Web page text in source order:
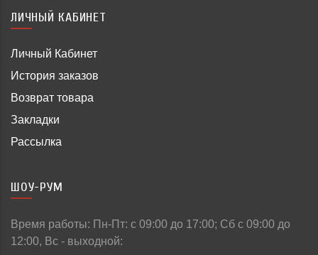
ЛИЧНЫЙ КАБИНЕТ
Личный Кабинет
История заказов
Возврат товара
Закладки
Рассылка
ШОУ-РУМ
Время работы: Пн-Пт: c 09:00 до 17:00; Сб с 09:00 до
12:00, Вс - выходной: